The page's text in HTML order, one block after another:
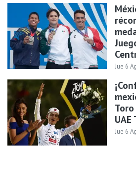
Jue 6
UAE
Jue 6